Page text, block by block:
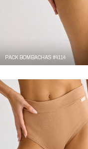
PACK BOMBACHAS #4114